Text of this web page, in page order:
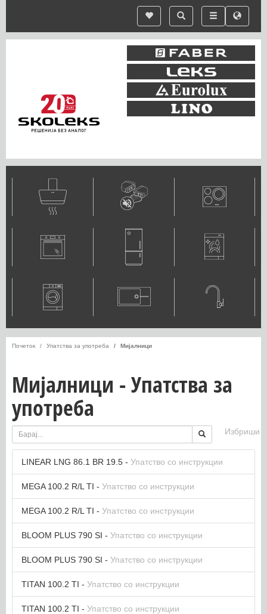
Почеток Упатства за употреба Мијалници
Мијалници - Упатства за
употреба
Избриши
LINEAR LNG 86.1 BR 19.5 - Упатство со инструкции
MEGA 100.2 R/L TI - Упатство со инструкции
MEGA 100.2 R/L TI - Упатство со инструкции
BLOOM PLUS 790 SI - Упатство со инструкции
BLOOM PLUS 790 SI - Упатство со инструкции
TITAN 100.2 TI - Упатство со инструкции
TITAN 100.2 TI - Упатство со инструкции